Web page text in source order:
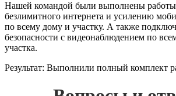
Нашей командой были выполнены
безлимитного интернета и усилению
по всему дому и участку. А также
безопасности с видеонаблюдением по
участка.
Результат: Выполнили полный комплект